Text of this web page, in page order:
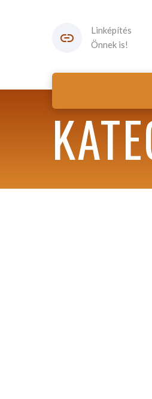
Linképítés
Önnek is!